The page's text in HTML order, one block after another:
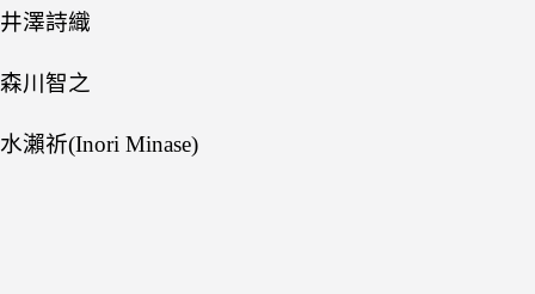
井澤詩織
森川智之
水瀨祈(Inori Minase)